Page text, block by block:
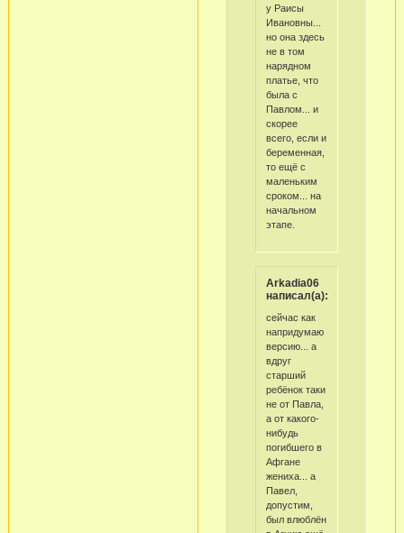
у Раисы
Ивановны...
но она здесь
не в том
нарядном
платье, что
была с
Павлом... и
скорее
всего, если и
беременная,
то ещё с
маленьким
сроком... на
начальном
этапе.
Arkadia06
написал(а):
сейчас как
напридумаю
версию... а
вдруг
старший
ребёнок таки
не от Павла,
а от какого-
нибудь
погибшего в
Афгане
жениха... а
Павел,
допустим,
был влюблён